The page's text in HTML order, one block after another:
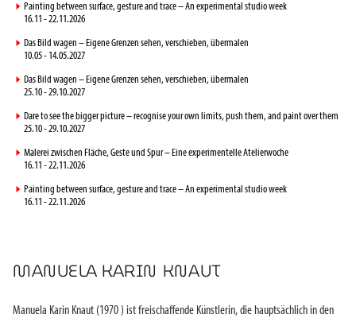
► Painting between surface, gesture and trace – An experimental studio week
16.11 - 22.11.2026
► Das Bild wagen – Eigene Grenzen sehen, verschieben, übermalen
10.05 - 14.05.2027
► Das Bild wagen – Eigene Grenzen sehen, verschieben, übermalen
25.10 - 29.10.2027
► Dare to see the bigger picture – recognise your own limits, push them, and paint over them
25.10 - 29.10.2027
► Malerei zwischen Fläche, Geste und Spur – Eine experimentelle Atelierwoche
16.11 - 22.11.2026
► Painting between surface, gesture and trace – An experimental studio week
16.11 - 22.11.2026
MANUELA KARIN KNAUT
Manuela Karin Knaut (1970 ) ist freischaffende Künstlerin, die hauptsächlich in den